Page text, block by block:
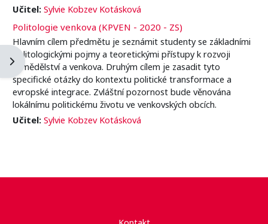
Otevřít panel bloku
Učitel: Sylvie Kobzev Kotásková
Politologie venkova (KPVEN - 2020 - ZS)
Hlavním cílem předmětu je seznámit studenty se základními
politologickými pojmy a teoretickými přístupy k rozvoji
zemědělství a venkova. Druhým cílem je zasadit tyto
specifické otázky do kontextu politické transformace a
evropské integrace. Zvláštní pozornost bude věnována
lokálnímu politickému životu ve venkovských obcích.
Učitel: Sylvie Kobzev Kotásková